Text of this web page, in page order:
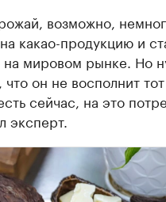
возможно,
какао-продукцию и
на мировом рынке. Но
что он не восполнит
сейчас, на это
эксперт.